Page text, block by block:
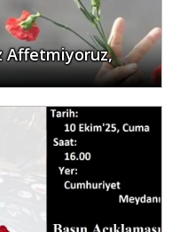
Affetmiyoruz,